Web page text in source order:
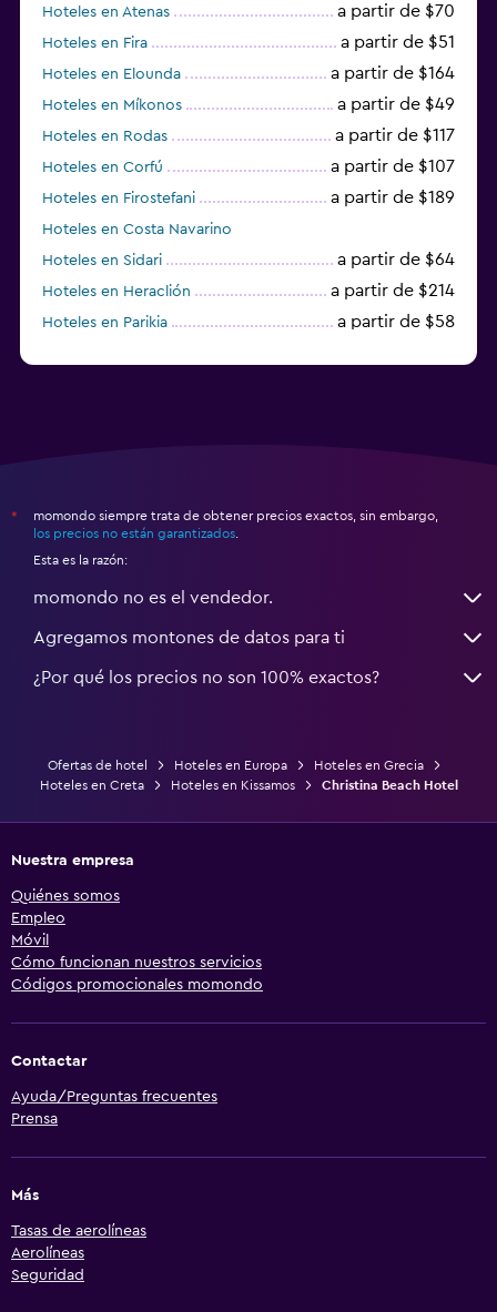
Hoteles en Atenas a partir de $70
Hoteles en Fira a partir de $51
Hoteles en Elounda a partir de $164
Hoteles en Míkonos a partir de $49
Hoteles en Rodas a partir de $117
Hoteles en Corfú a partir de $107
Hoteles en Firostefani a partir de $189
Hoteles en Costa Navarino
Hoteles en Sidari
a partir de $64
Hoteles en Heraclión a partir de $214
Hoteles en Parikia a partir de $58
*
momondo siempre trata de obtener precios exactos, sin embargo,
los precios no están garantizados
Esta es la razón:
momondo no es el vendedor.
Agregamos montones de datos para ti
¿Por qué los precios no son 100% exactos?
Ofertas de hotel Hoteles en Europa
Hoteles en Grecia
Hoteles en Creta
Hoteles en Kissamos Christina Beach Hotel
Nuestra empresa
Quiénes somos
Empleo
Móvil
Cómo funcionan nuestros servicios
Códigos promocionales momondo
Contactar
Ayuda/Preguntas frecuentes
Prensa
Más
Tasas de aerolíneas
Aerolíneas
Seguridad